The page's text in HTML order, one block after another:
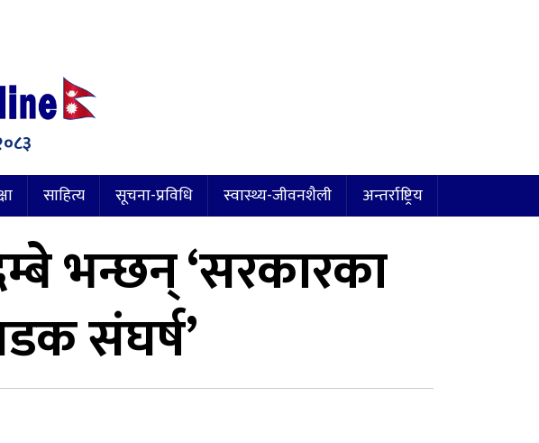
साहित्य सूचना-प्रविधि स्वास्थ्य-जीवनशैली अन्तर्राष्ट्रिय
भन्छन् ‘सरकारका
संघर्ष’